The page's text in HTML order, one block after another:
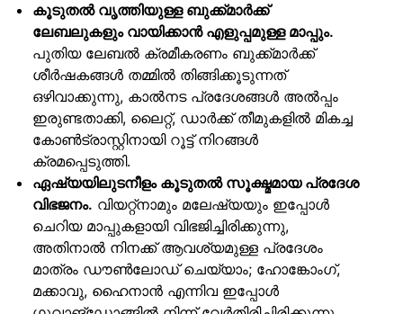
കൂടുതൽ വൃത്തിയുള്ള ബുക്ക്മാർക്ക്
ലേബലുകളും വായിക്കാൻ എളുപ്പമുള്ള മാപ്പും.
പുതിയ ലേബൽ ക്രമീകരണം ബുക്ക്മാർക്ക്
ശീർഷകങ്ങൾ തമ്മിൽ തിങ്ങിക്കൂടുന്നത്
ഒഴിവാക്കുന്നു, കാൽനട പ്രദേശങ്ങൾ അൽപ്പം
ഇരുണ്ടതാക്കി, ലൈറ്റ്, ഡാർക്ക് തീമുകളിൽ മികച്ച
കോൺട്രാസ്റ്റിനായി റൂട്ട് നിറങ്ങൾ
ക്രമപ്പെടുത്തി.
ഏഷ്യയിലുടനീളം കൂടുതൽ സൂക്ഷ്മമായ പ്രദേശ
വിഭജനം. വിയറ്റ്നാമും മലേഷ്യയും ഇപ്പോൾ
ചെറിയ മാപ്പുകളായി വിഭജിച്ചിരിക്കുന്നു,
അതിനാൽ നിനക്ക് ആവശ്യമുള്ള പ്രദേശം
മാത്രം ഡൗൺലോഡ് ചെയ്യാം; ഹോങ്കോംഗ്,
മക്കാവു, ഹൈനാൻ എന്നിവ ഇപ്പോൾ